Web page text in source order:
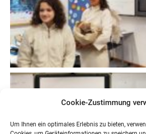
Cookie-Zustimmung
Um Ihnen ein optimales Erlebnis zu bieten,